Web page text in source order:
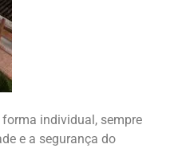
individual, sempre
e a segurança do